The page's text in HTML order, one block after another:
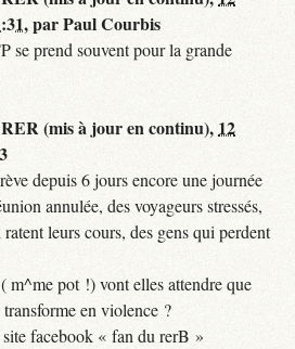
,parPaul Courbis
se prend souvent pour la grande
(mis à jour en continu), 12
depuis 6 jours encore une journée
annulée, des voyageurs stressés,
leurs cours, des gens qui perdent
m^me pot !) vont elles attendre que
transforme en violence ?
facebook « fan du rerB »